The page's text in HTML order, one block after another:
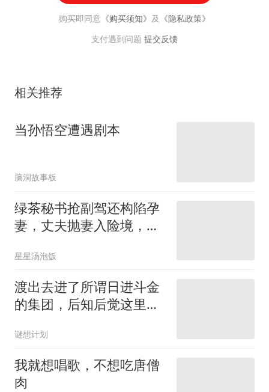
购买即同意 《购买须知》 及 《隐私政策》
支付遇到问题 提交反馈
相关推荐
当孙悟空遭遇剧本
脑洞故事板
绿茶秘书抢副驾还构陷孕
妻，丈夫抛妻入险境，铁
星星汤泡饭
渡出去进了所谓日进斗金
的集团，后知后觉这里是
谜想计划
我就想唱歌，不想吃唐僧
肉